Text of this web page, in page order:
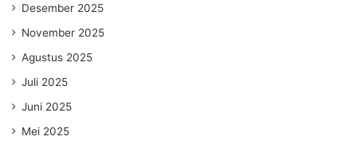
Desember 2025
November 2025
Agustus 2025
Juli 2025
Juni 2025
Mei 2025